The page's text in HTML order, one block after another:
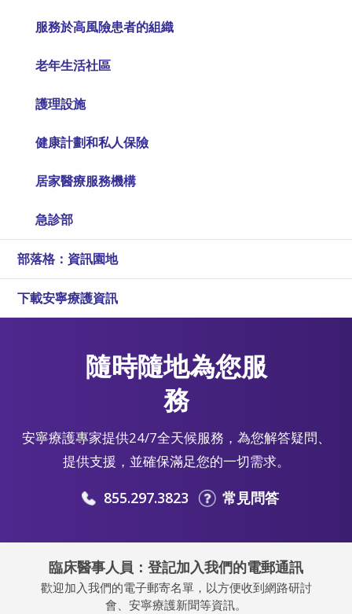
服務於高風險患者的組織
老年生活社區
護理設施
健康計劃和私人保險
居家醫療服務機構
急診部
部落格：資訊園地
下載安寧療護資訊
隨時隨地為您服
務
安寧療護專家提供24/7全天候服務，為您解答疑問、
提供支援，並確保滿足您的一切需求。
855.297.3823 常見問答
臨床醫事人員：登記加入我們的電郵通訊
歡迎加入我們的電子郵寄名單，以方便收到網路研討
會、安寧療護新聞等資訊。